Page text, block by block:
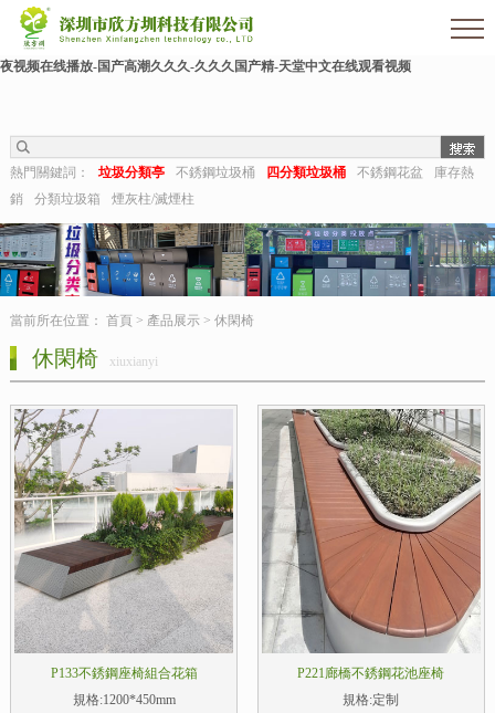
色婷婷影院-亚洲三级av-熟女毛片-亚洲日本一区二区三区-麻豆91在线-久久狠狠干-国
产成人激情-视频推荐-久久aaa-东北少妇不戴套对白第一次-深夜福利视频在线-成人午
夜视频在线播放-国产高潮久久久-久久久国产精-天堂中文在线观看视频
熱門關鍵詞： 垃圾分類亭 不銹鋼垃圾桶 四分類垃圾桶 不銹鋼花盆
庫存熱
銷
分類垃圾箱 煙灰柱/滅煙柱
當前所在位置： 首頁> 產品展示> 休閑椅
休閑椅 xiuxianyi
P133不銹鋼座椅組合花箱
規格:1200*450mm
P221廊橋不銹鋼花池座椅
規格:定制